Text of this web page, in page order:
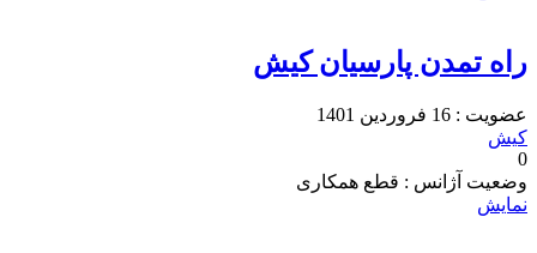
راه تمدن پارسیان کیش
عضویت : 16 فروردین 1401
کیش
0
وضعیت آژانس : قطع همکاری
نمایش